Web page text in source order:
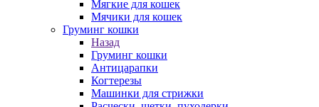
Мягкие для кошек
Мячики для кошек
Груминг кошки
Назад
Груминг кошки
Антицарапки
Когтерезы
Машинки для стрижки